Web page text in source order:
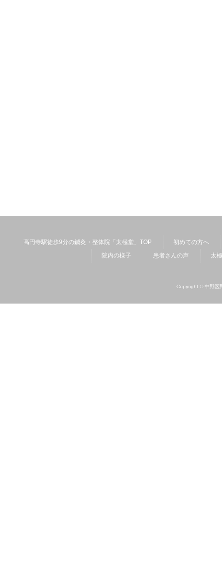
高円寺駅徒歩9分の鍼灸・整体院「太極堂」TOP
初めての方へ
院内の様子
患者さんの声 太
Copyright © 中野区